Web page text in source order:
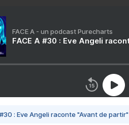
FACE A - un podcast Purecharts
FACE A #30 : Eve Angeli
#30 : Eve Angeli raconte "Avant de partir"